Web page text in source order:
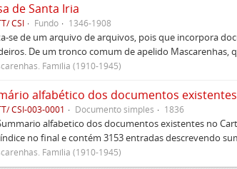
de Santa Iria
CSI Fundo 1346-1908
se de um arquivo de arquivos, pois que incorpora
De um tronco comum de apelido Mascarenhas,
Família (1910-1945)
CSI-003-0001 Documento simples 1836
alfabetico dos documentos existentes no
no final e contém 3153 entradas descrevendo
Família (1910-1945)